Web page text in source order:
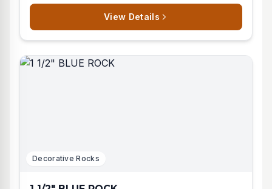
View Details
Decorative Rocks